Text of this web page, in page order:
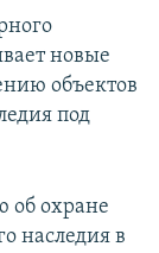
новые
объектов
под
об охране
наследия в